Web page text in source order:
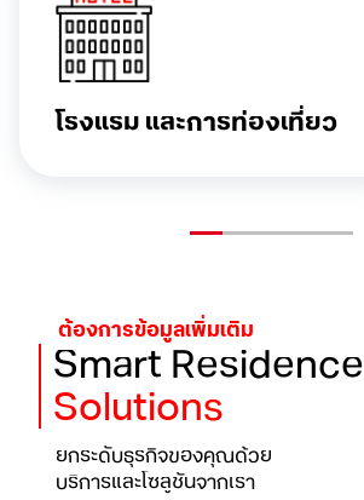
โรงแรมและการท่องเที่ยว
ต้องการข้อมูลเพิ่มเติม
Smart Residence
Solutions
ยกระดับธุรกิจของคุณด้วย
บริการและโซลูชันจากเรา